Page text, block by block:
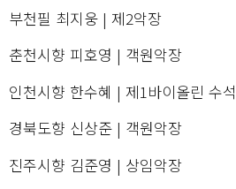
부천필 최지웅 | 제2악장
춘천시향 피호영 | 객원악장
인천시향 한수혜 | 제1바이올린 수석
경북도향 신상준 | 객원악장
진주시향 김준영 | 상임악장